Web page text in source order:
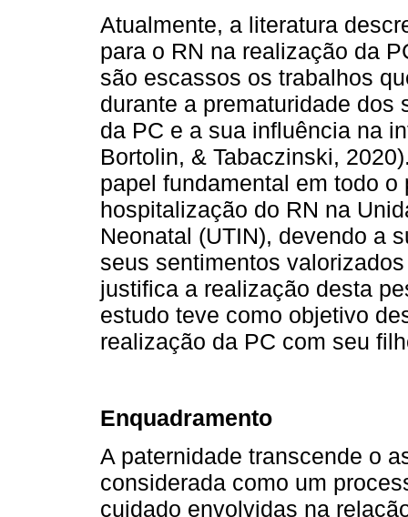
Atualmente, a literatura
para o RN na realização da
são escassos os trabalhos
durante a prematuridade
da PC e a sua influência na
Bortolin, & Tabaczinski,
papel fundamental em todo
hospitalização do RN na
Neonatal (UTIN), devendo a
seus sentimentos
justifica a realização desta
estudo teve como objetivo
realização da PC com seu
Enquadramento
A paternidade transcende o
considerada como um
cuidado envolvidas na